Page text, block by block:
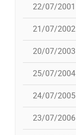
22/07/2001
21/07/2002
20/07/2003
25/07/2004
24/07/2005
23/07/2006